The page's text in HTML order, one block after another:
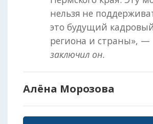
нельзя не
это будущий
региона и страны», —
заключил он.
Алёна Морозова